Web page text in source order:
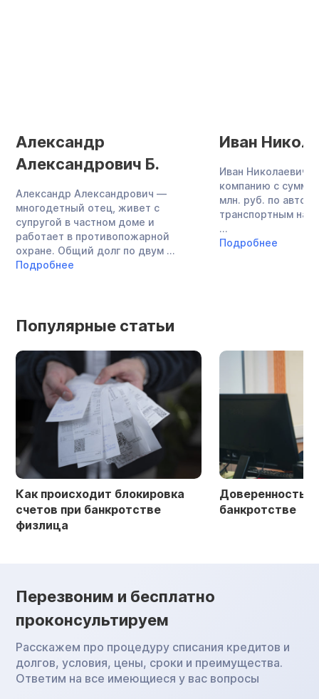
Александр
Александрович Б.
Александр Александрович —
многодетный отец, живет с
супругой в частном доме и
работает в противопожарной
охране. Общий долг по двум ...
Подробнее
Иван
Иван Николаевич
компанию с
млн. руб. по
транспортным
...
Подробнее
Популярные статьи
Как происходит блокировка
счетов при банкротстве
физлица
Доверенность
банкротстве
Перезвоним и бесплатно
проконсультируем
Расскажем про процедуру списания кредитов и
долгов, условия, цены, сроки и преимущества.
Ответим на все имеющиеся у вас вопросы